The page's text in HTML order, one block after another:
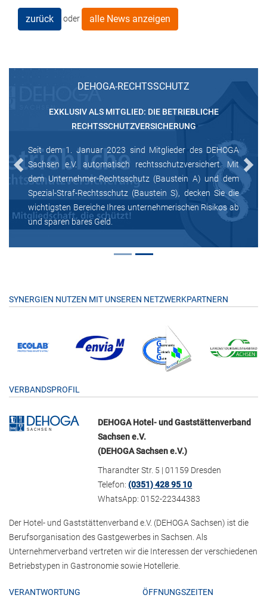
zurück oder alle News anzeigen
DEHOGA-RECHTSSCHUTZ
EXKLUSIV ALS MITGLIED: DIE BETRIEBLICHE
RECHTSSCHUTZVERSICHERUNG
Seit dem 1. Januar 2023 sind Mitglieder des DEHOGA
Sachsen e.V. automatisch rechtsschutzversichert. Mit
dem Unternehmer-Rechtsschutz (Baustein A) und dem
Spezial-Straf-Rechtsschutz (Baustein S), decken Sie die
wichtigsten Bereiche Ihres unternehmerischen Risikos ab
und sparen bares Geld.
Previous Next
SYNERGIEN NUTZEN MIT UNSEREN NETZWERKPARTNERN
VERBANDSPROFIL
DEHOGA Hotel- und Gaststättenverband
Sachsen e.V.
(DEHOGA Sachsen e.V.)
Tharandter Str. 5 | 01159 Dresden
Telefon:(0351) 428 95 10
WhatsApp: 0152-22344383
Der Hotel- und Gaststättenverband e.V. (DEHOGA Sachsen) ist die
Berufsorganisation des Gastgewerbes in Sachsen. Als
Unternehmerverband vertreten wir die Interessen der verschiedenen
Betriebstypen in Gastronomie sowie Hotellerie.
VERANTWORTUNG ÖFFNUNGSZEITEN